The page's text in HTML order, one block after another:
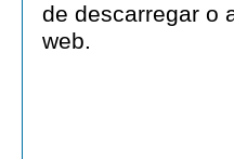
de descarregar o
web.